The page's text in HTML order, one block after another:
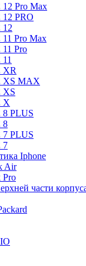
Pro Max
PRO
12
Pro Max
Pro
XR
XS MAX
XS
X
PLUS
8
PLUS
7
Iphone
Air
Pro
части